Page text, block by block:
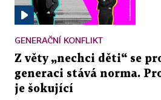
GENERAČNÍ KONFLIKT
Z věty „nechci děti“ se
generaci stává norma.
je šokující